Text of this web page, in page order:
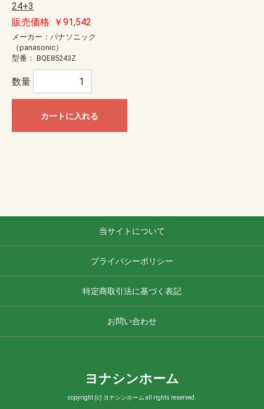
24+3
販売価格: ￥91,542
メーカー：パナソニック
（panasonic）
型番： BQE85243Z
数量
カートに入れる
当サイトについて
プライバシーポリシー
特定商取引法に基づく表記
お問い合わせ
ヨナシンホーム
copyright (c) ヨナシンホーム all rights reserved.